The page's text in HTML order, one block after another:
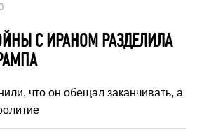
С ИРАНОМ РАЗДЕЛИЛА
что он обещал заканчивать, а